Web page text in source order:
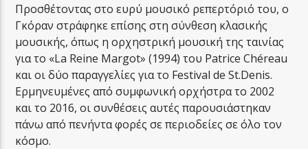
Προσθέτοντας στο ευρύ μουσικό ρεπερτόριό του, ο
Γκόραν στράφηκε επίσης στη σύνθεση κλασικής
μουσικής, όπως η ορχηστρική μουσική της ταινίας
για το «La Reine Margot» (1994) του Patrice Chéreau
και οι δύο παραγγελίες για το Festival de St.Denis.
Ερμηνευμένες από συμφωνική ορχήστρα το 2002
και το 2016, οι συνθέσεις αυτές παρουσιάστηκαν
πάνω από πενήντα φορές σε περιοδείες σε όλο τον
κόσμο.